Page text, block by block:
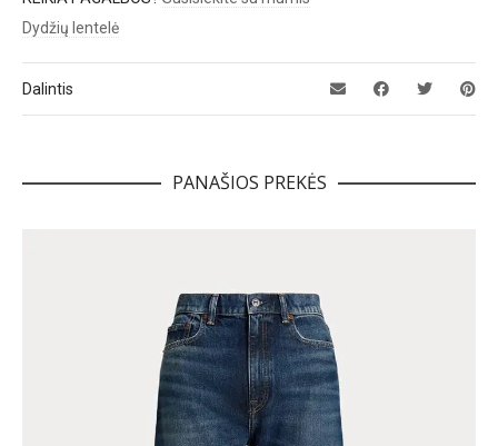
Dydžių lentelė
Dalintis
PANAŠIOS PREKĖS